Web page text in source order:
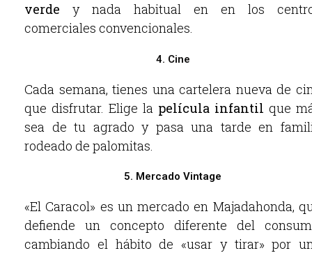
verde y nada habitual en en los
comerciales convencionales.
4. Cine
Cada semana, tienes una cartelera nueva de
que disfrutar. Elige la película infantil que
sea de tu agrado y pasa una tarde en
rodeado de palomitas.
5. Mercado Vintage
«El Caracol» es un mercado en Majadahonda,
defiende un concepto diferente del
cambiando el hábito de «usar y tirar» por